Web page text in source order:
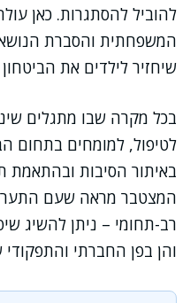
להוביל להסתגרות. כאן
המשפחתית והסברת הנושא
שיחזיר לילדים את
בכל מקרה שבו מתגלים
לטיפול, למומחים בתחום
באיתור הסיבות ובהתאמת
המצטבר מראה שעם
רב-תחומי – ניתן להשיג
והן בפן החברתי